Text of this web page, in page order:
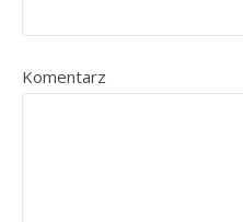
Komentarz